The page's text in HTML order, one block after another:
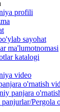
profili
sayohat
ma'lumotnomasi
katalogi
video
o'rnatish
panjara
Pergola